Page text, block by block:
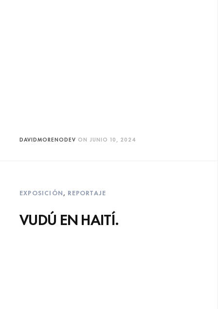
DAVIDMORENODEV ON JUNIO 10, 2024
EXPOSICIÓN, REPORTAJE
VUDÚ EN HAITÍ.